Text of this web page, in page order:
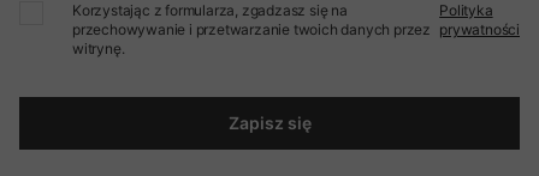
Korzystając z formularza, zgadzasz się na
przechowywanie i przetwarzanie twoich danych przez
witrynę.
Polityka
prywatności
Zapisz się